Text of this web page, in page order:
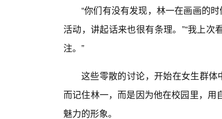
“你们有没有发现，林一在画画的
活动，讲起话来也很有条理。”“我上
注。”
这些零散的讨论，开始在女生群体
而记住林一，而是因为他在校园里，
魅力的形象。